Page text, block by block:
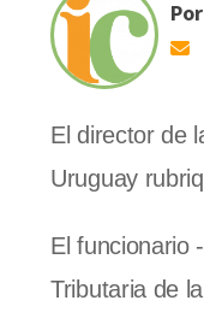
Por
El director de
Uruguay
El funcionario
Tributaria de